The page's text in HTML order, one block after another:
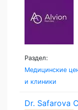
Раздел:
Медицинские
и клиники
Dr. Safarova